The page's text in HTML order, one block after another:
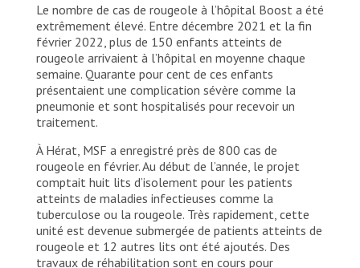
Le nombre de cas de rougeole à l’hôpital Boost a été
extrêmement élevé. Entre décembre 2021 et la fin
février 2022, plus de 150 enfants atteints de
rougeole arrivaient à l’hôpital en moyenne chaque
semaine. Quarante pour cent de ces enfants
présentaient une complication sévère comme la
pneumonie et sont hospitalisés pour recevoir un
traitement.
À Hérat, MSF a enregistré près de 800 cas de
rougeole en février. Au début de l’année, le projet
comptait huit lits d’isolement pour les patients
atteints de maladies infectieuses comme la
tuberculose ou la rougeole. Très rapidement, cette
unité est devenue submergée de patients atteints de
rougeole et 12 autres lits ont été ajoutés. Des
travaux de réhabilitation sont en cours pour